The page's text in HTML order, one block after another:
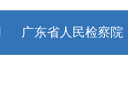
广东省人民检察院